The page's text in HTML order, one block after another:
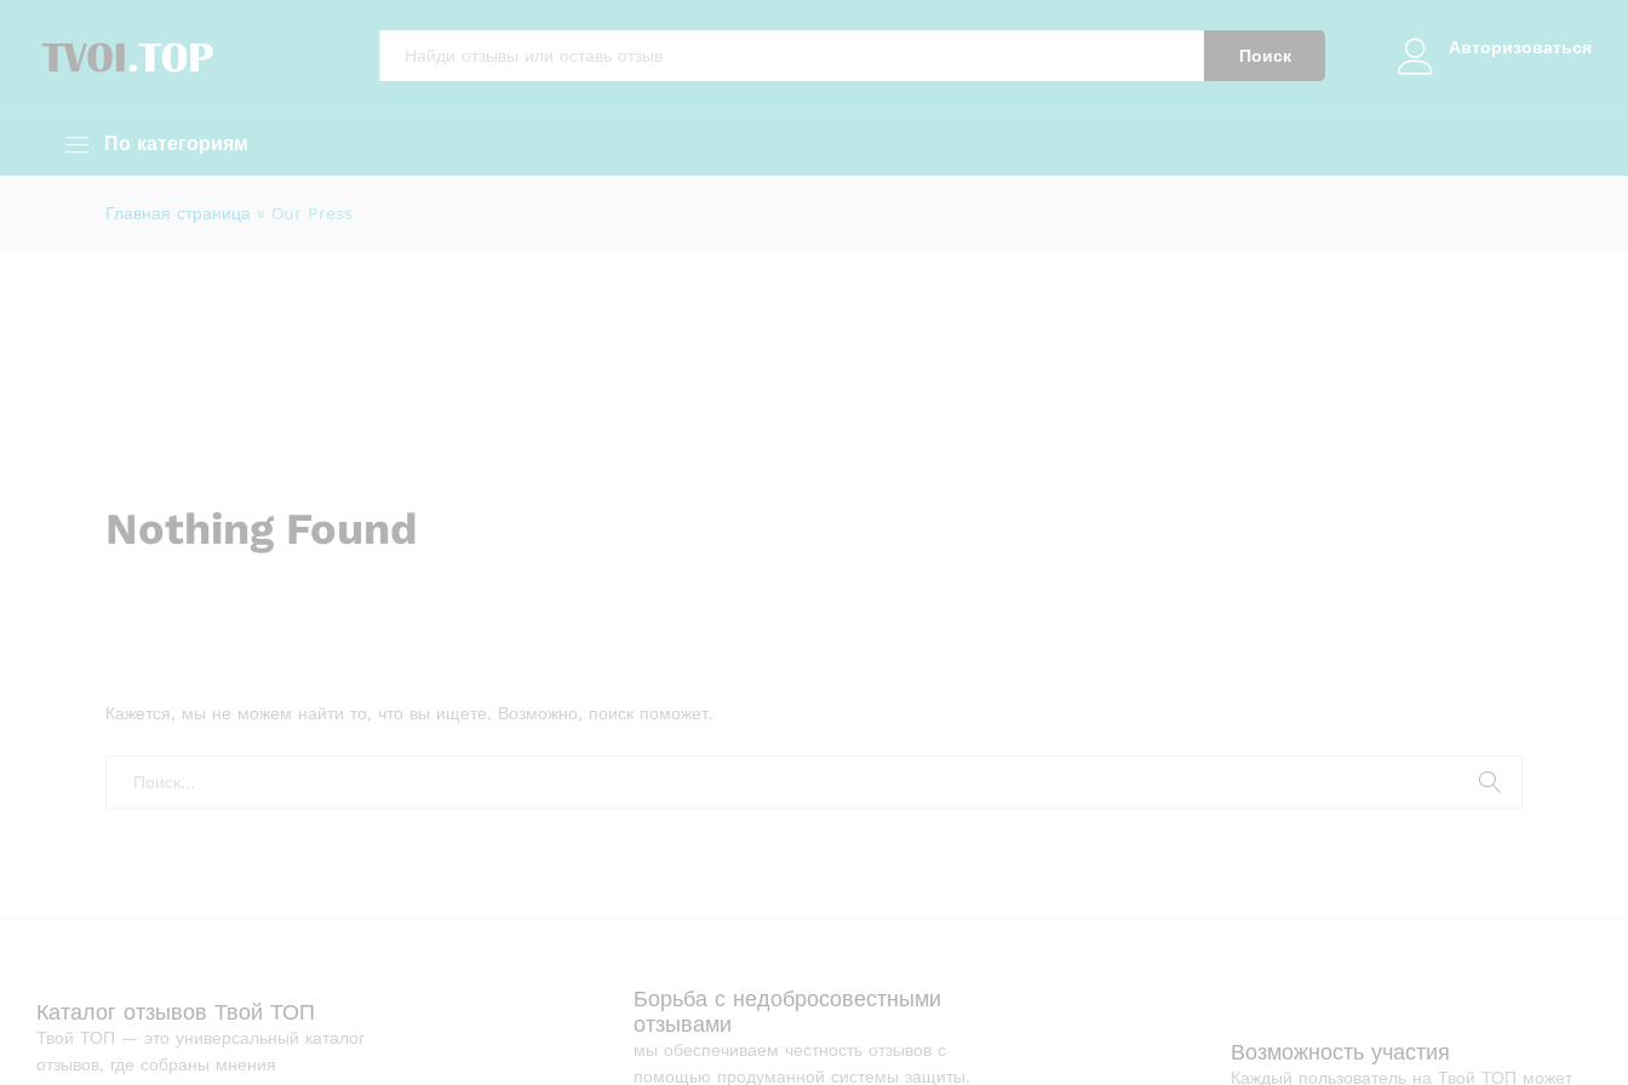
Поиск Авторизоваться
По категориям
Главная страница » Our Press
Nothing Found
Кажется, мы не можем найти то, что вы ищете. Возможно, поиск поможет.
Каталог отзывов Твой ТОП
Твой ТОП — это универсальный каталог
отзывов, где собраны мнения
Борьба с недобросовестными
отзывами
мы обеспечиваем честность отзывов с
помощью продуманной системы защиты.
Возможность участия
Каждый пользователь на Твой ТОП может